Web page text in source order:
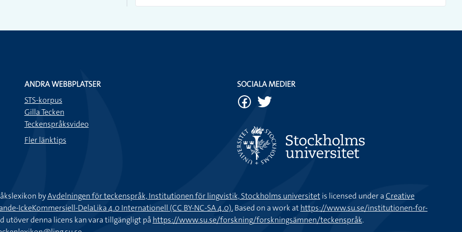
ANDRA WEBBPLATSER
STS-korpus
Gilla Tecken
Teckenspråksvideo
Fler länktips
SOCIALA MEDIER
byAvdelningen för teckenspråk, Institutionen för lingvistik, Stockholms universitetis licensed under aCreative
IckeKommersiell-DelaLika 4.0 Internationell (CC BY-NC-SA 4.0).Based on a work athttps://www.su.se/institutionen-for-
utöver denna licens kan vara tillgängligt på https://www.su.se/forskning/forskningsämnen/teckenspråk.